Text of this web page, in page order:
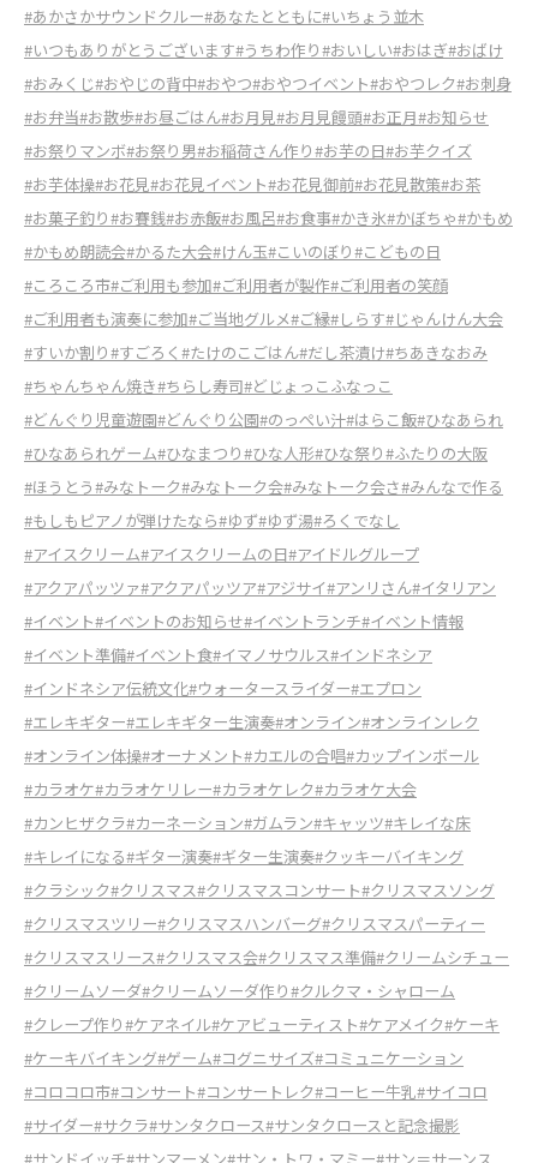
#あかさかサウンドクルー#あなたとともに#いちょう並木
#いつもありがとうございます#うちわ作り#おいしい#おはぎ#おばけ
#おみくじ#おやじの背中#おやつ#おやつイベント#おやつレク#お刺身
#お弁当#お散歩#お昼ごはん#お月見#お月見饅頭#お正月#お知らせ
#お祭りマンボ#お祭り男#お稲荷さん作り#お芋の日#お芋クイズ
#お芋体操#お花見#お花見イベント#お花見御前#お花見散策#お茶
#お菓子釣り#お賽銭#お赤飯#お風呂#お食事#かき氷#かぼちゃ#かもめ
#かもめ朗読会#かるた大会#けん玉#こいのぼり#こどもの日
#ころころ市#ご利用も参加#ご利用者が製作#ご利用者の笑顔
#ご利用者も演奏に参加#ご当地グルメ#ご縁#しらす#じゃんけん大会
#すいか割り#すごろく #たけのこごはん#だし茶漬け#ちあきなおみ
#ちゃんちゃん焼き#ちらし寿司#どじょっこふなっこ
#どんぐり児童遊園#どんぐり公園#のっぺい汁#はらこ飯#ひなあられ
#ひなあられゲーム#ひなまつり#ひな人形#ひな祭り#ふたりの大阪
#ほうとう#みなトーク#みなトーク会#みなトーク会さ#みんなで作る
#もしもピアノが弾けたなら#ゆず#ゆず湯#ろくでなし
#アイスクリーム#アイスクリームの日#アイドルグループ
#アクアパッツァ#アクアパッツア#アジサイ#アンリさん#イタリアン
#イベント#イベントのお知らせ#イベントランチ#イベント情報
#イベント準備#イベント食#イマノサウルス#インドネシア
#インドネシア伝統文化#ウォータースライダー#エプロン
#エレキギター#エレキギター生演奏#オンライン#オンラインレク
#オンライン体操#オーナメント#カエルの合唱#カップインボール
#カラオケ#カラオケリレー#カラオケレク#カラオケ大会
#カンヒザクラ#カーネーション#ガムラン#キャッツ#キレイな床
#キレイになる#ギター演奏#ギター生演奏#クッキーバイキング
#クラシック#クリスマス#クリスマスコンサート#クリスマスソング
#クリスマスツリー#クリスマスハンバーグ#クリスマスパーティー
#クリスマスリース#クリスマス会#クリスマス準備#クリームシチュー
#クリームソーダ#クリームソーダ作り#クルクマ・シャローム
#クレープ作り#ケアネイル#ケアビューティスト#ケアメイク#ケーキ
#ケーキバイキング#ゲーム#コグニサイズ#コミュニケーション
#コロコロ市#コンサート#コンサートレク#コーヒー牛乳#サイコロ
#サイダー#サクラ#サンタクロース#サンタクロースと記念撮影